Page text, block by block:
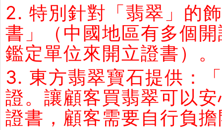
2. 特別針對「翡翠」的
書」（中國地區有多個
鑑定單位來開立證書）。
3. 東方翡翠寶石提供：
證。讓顧客買翡翠可以
證書，顧客需要自行負